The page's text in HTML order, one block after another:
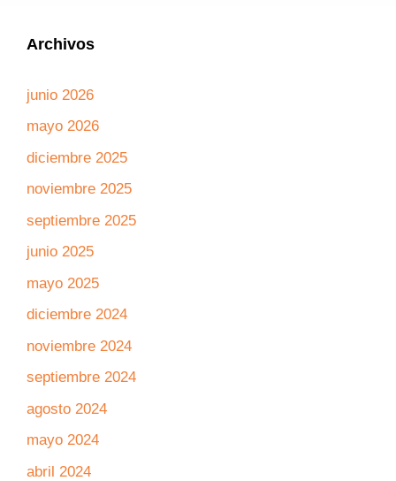
Archivos
junio 2026
mayo 2026
diciembre 2025
noviembre 2025
septiembre 2025
junio 2025
mayo 2025
diciembre 2024
noviembre 2024
septiembre 2024
agosto 2024
mayo 2024
abril 2024